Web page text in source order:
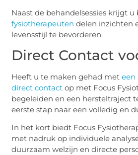
Naast de behandelsessies krijgt
fysiotherapeuten delen inzichten
levensstijl te bevorderen.
Direct Contact
Heeft u te maken gehad met een
direct contact op met Focus
begeleiden en een hersteltraject
eerste stap naar een volledig en
In het kort biedt Focus
met nadruk op individuele
duurzaam welzijn en directe